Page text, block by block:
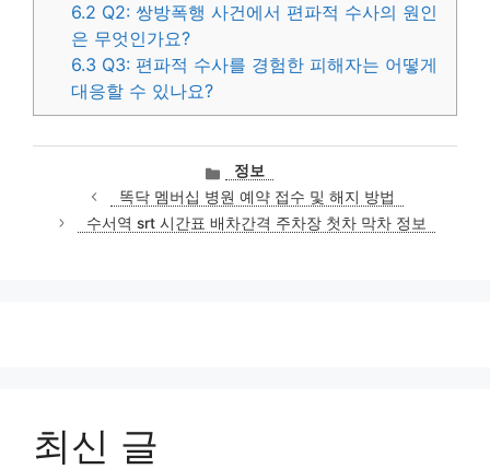
6.2 Q2: 쌍방폭행 사건에서 편파적 수사의 원인
은 무엇인가요?
6.3 Q3: 편파적 수사를 경험한 피해자는 어떻게
대응할 수 있나요?
카
테
고
리
정보
똑닥 멤버십 병원 예약 접수 및 해지 방법
수서역 srt 시간표 배차간격 주차장 첫차 막차 정보
최신 글